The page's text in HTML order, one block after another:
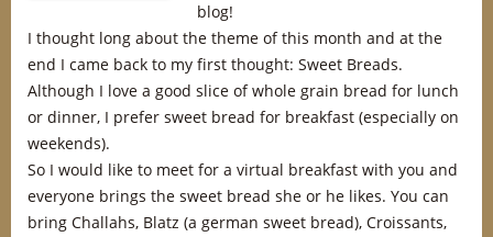
blog!
I thought long about the theme of this month and at the
end I came back to my first thought: Sweet Breads.
Although I love a good slice of whole grain bread for lunch
or dinner, I prefer sweet bread for breakfast (especially on
weekends).
So I would like to meet for a virtual breakfast with you and
everyone brings the sweet bread she or he likes. You can
bring Challahs, Blatz (a german sweet bread), Croissants,